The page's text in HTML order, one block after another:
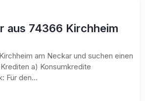
aus 74366 Kirchheim
am Neckar und suchen einen
a) Konsumkredite
Für den...